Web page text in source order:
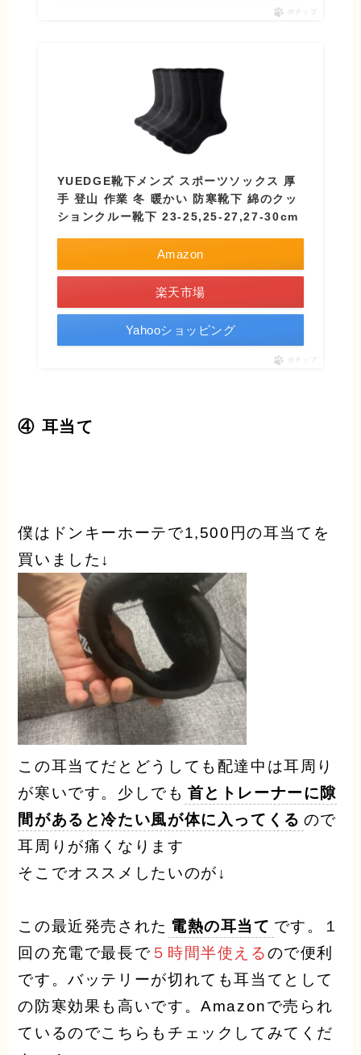
ポチップ
YUEDGE靴下メンズ スポーツソックス 厚
手 登山 作業 冬 暖かい 防寒靴下 綿のクッ
ションクルー靴下 23-25,25-27,27-30cm
Amazon
楽天市場
Yahooショッピング
ポチップ
④ 耳当て
僕はドンキーホーテで1,500円の耳当てを
買いました↓
この耳当てだとどうしても配達中は耳周り
が寒いです。少しでも 首とトレーナーに隙
間があると冷たい風が体に入ってくる ので
耳周りが痛くなります
そこでオススメしたいのが↓
この最近発売された 電熱の耳当て です。１
回の充電で最長で ５時間半使えるので便利
です。バッテリーが切れても耳当てとして
の防寒効果も高いです。Amazonで売られ
ているのでこちらもチェックしてみてくだ